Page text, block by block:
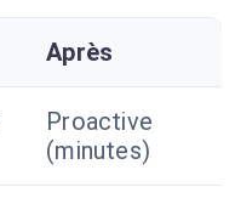
Après
Proactive
(minutes)